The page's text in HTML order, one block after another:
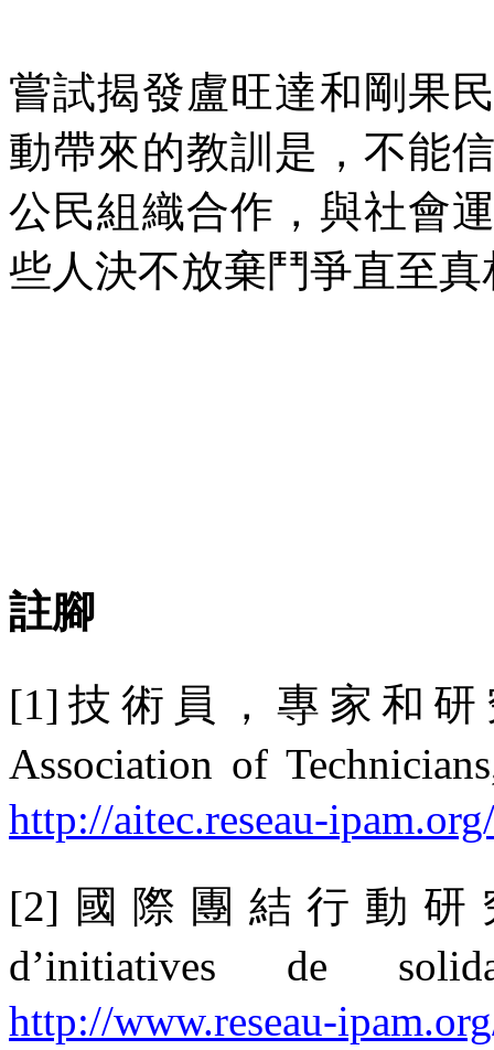
嘗試揭發盧旺達和剛果
動帶來的教訓是，不能
公民組織合作，與社會
些人決不放棄鬥爭直至
註腳
[1] 技術員，專家和
Association of
http://aitec.reseau-
[2] 國際團結行動
d’initiatives de
http://www.reseau-